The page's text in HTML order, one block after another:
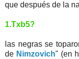
que después de la
1.Txb5?
las negras se
de Nimzovich" (en